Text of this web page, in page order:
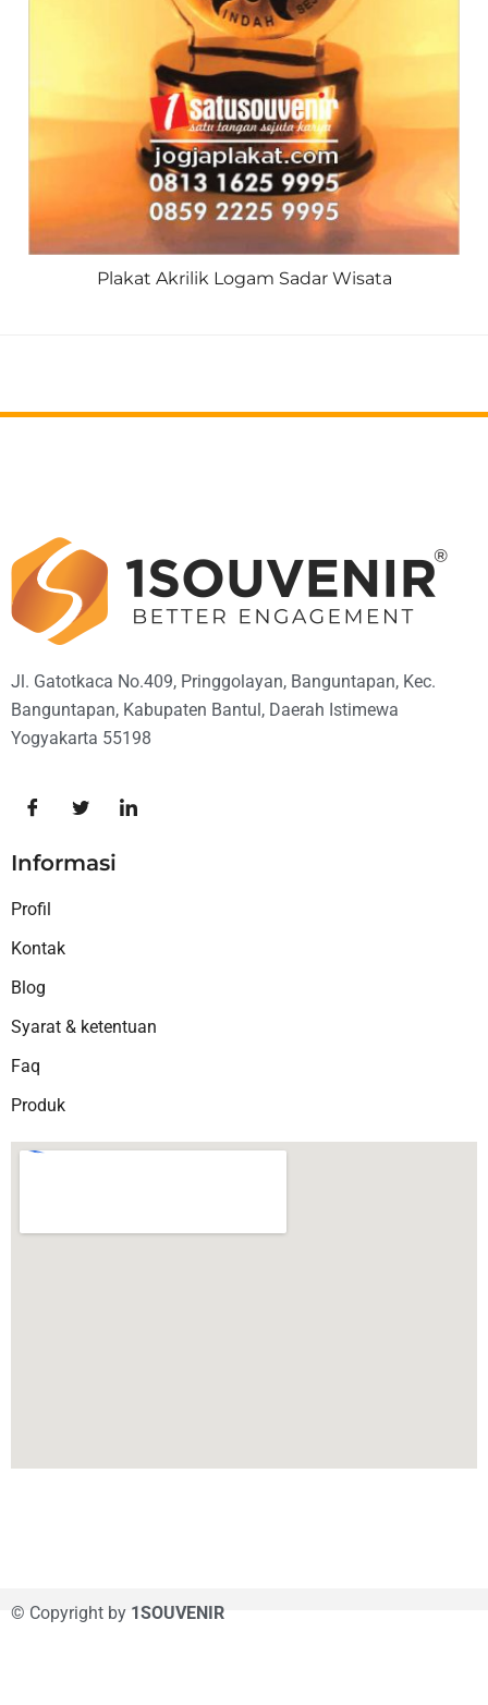
Plakat Akrilik Logam Sadar Wisata
Jl. Gatotkaca No.409, Pringgolayan, Banguntapan, Kec.
Banguntapan, Kabupaten Bantul, Daerah Istimewa
Yogyakarta 55198
Informasi
Profil
Kontak
Blog
Syarat & ketentuan
Faq
Produk
© Copyright by 1SOUVENIR